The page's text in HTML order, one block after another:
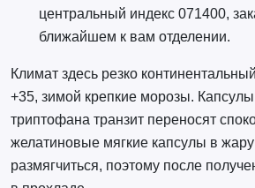
центральный индекс 071400,
ближайшем к вам отделении.
Климат здесь резко
+35, зимой крепкие морозы. Капсулы
триптофана транзит переносят
желатиновые мягкие капсулы в жару
размягчиться, поэтому после